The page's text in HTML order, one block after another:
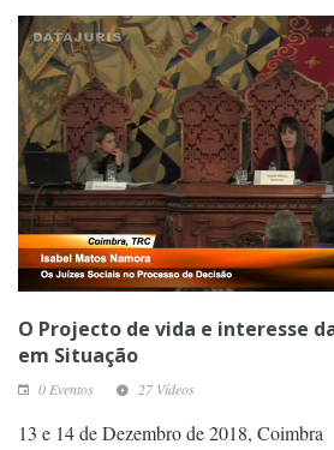
O Projecto de vida e interesse
em Situação
0 Eventos 27 Vídeos
13 e 14 de Dezembro de 2018, Coimbra